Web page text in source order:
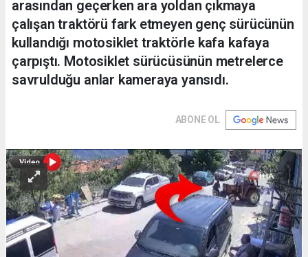
arasından geçerken ara yoldan çıkmaya
çalışan traktörü fark etmeyen genç sürücünün
kullandığı motosiklet traktörle kafa kafaya
çarpıştı. Motosiklet sürücüsünün metrelerce
savrulduğu anlar kameraya yansıdı.
ABONE OL